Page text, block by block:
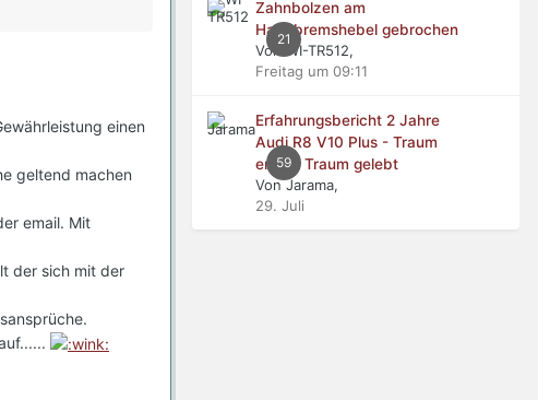
einen
geltend machen
email. Mit
der sich mit der
21
Zahnbolzen am
Handbremshebel gebrochen
Von WI-TR512,
Freitag um 09:11
59
Erfahrungsbericht 2 Jahre
Audi R8 V10 Plus - Traum
erfüllt, Traum gelebt
Von Jarama,
29. Juli